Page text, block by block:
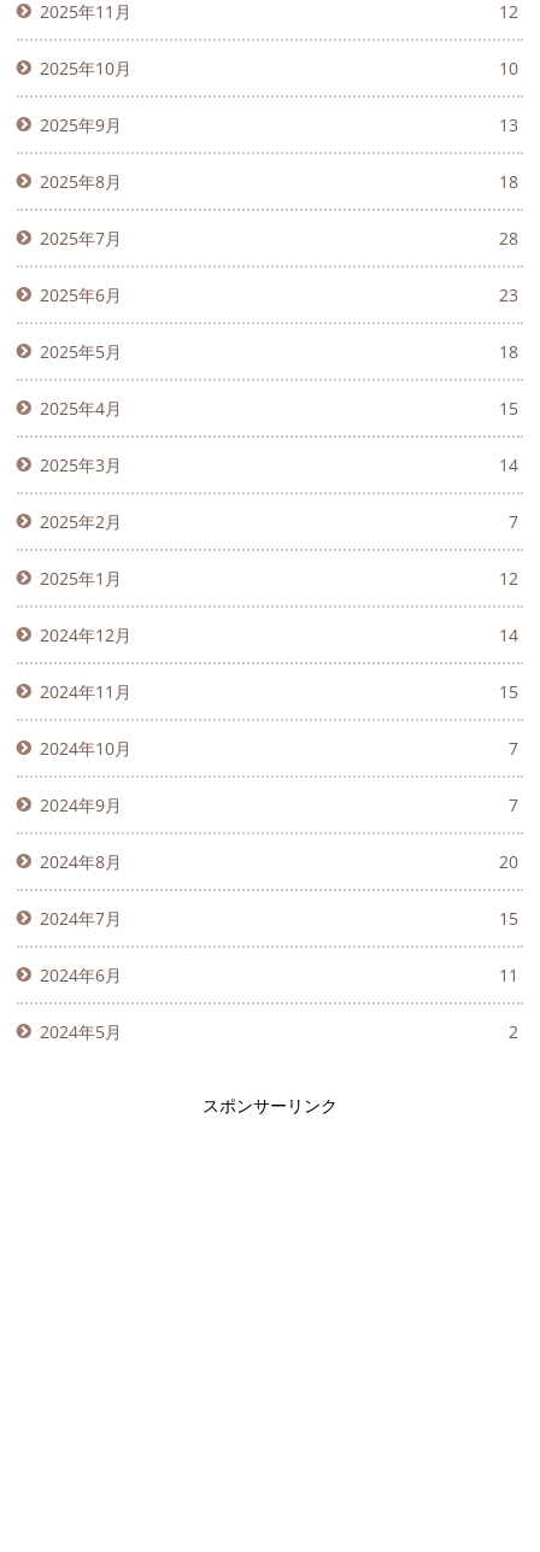
2025年11月 12
2025年10月 10
2025年9月 13
2025年8月 18
2025年7月 28
2025年6月 23
2025年5月 18
2025年4月 15
2025年3月 14
2025年2月 7
2025年1月 12
2024年12月 14
2024年11月 15
2024年10月 7
2024年9月 7
2024年8月 20
2024年7月 15
2024年6月 11
2024年5月 2
スポンサーリンク